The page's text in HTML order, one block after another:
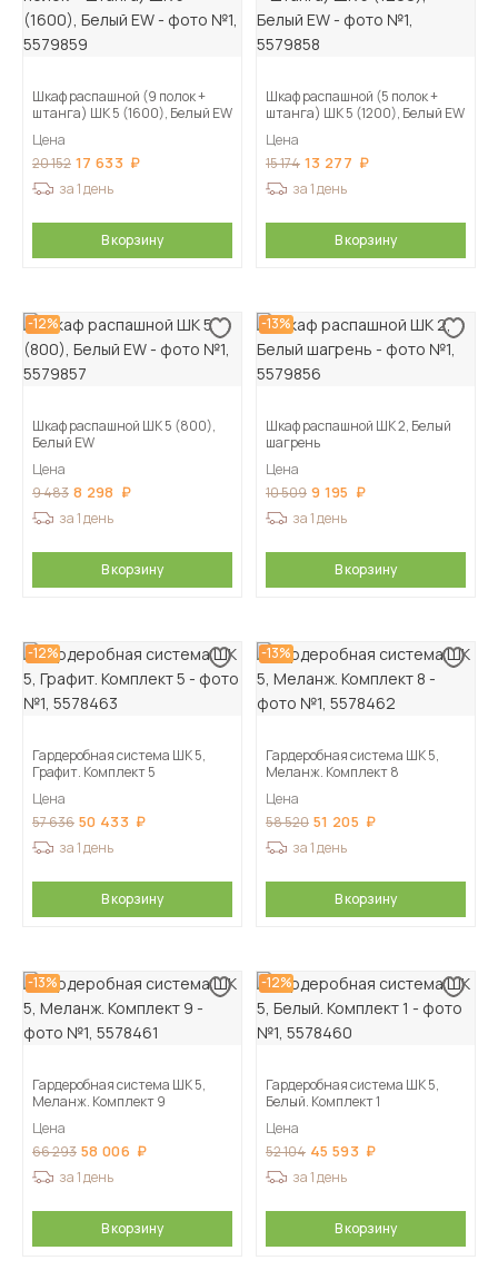
Шкаф распашной (9 полок +
штанга) ШК 5 (1600), Белый EW
Цена
20 152 17 633
за 1 день
В корзину
Шкаф распашной (5 полок +
штанга) ШК 5 (1200), Белый EW
Цена
15 174 13 277
за 1 день
В корзину
-12%
Шкаф распашной ШК 5 (800),
Белый EW
Цена
9 483 8 298
за 1 день
В корзину
-13%
Шкаф распашной ШК 2, Белый
шагрень
Цена
10 509 9 195
за 1 день
В корзину
-12%
Гардеробная система ШК 5,
Графит. Комплект 5
Цена
57 636 50 433
за 1 день
В корзину
-13%
Гардеробная система ШК 5,
Меланж. Комплект 8
Цена
58 520 51 205
за 1 день
В корзину
-13%
Гардеробная система ШК 5,
Меланж. Комплект 9
Цена
66 293 58 006
за 1 день
В корзину
-12%
Гардеробная система ШК 5,
Белый. Комплект 1
Цена
52 104 45 593
за 1 день
В корзину